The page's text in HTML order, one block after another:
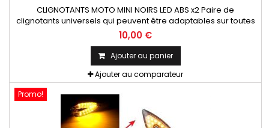
CLIGNOTANTS MOTO MINI NOIRS LED ABS x2 Paire de
clignotants universels qui peuvent être adaptables sur toutes
motos ou scooters
10,00 €
Ajouter au panier
Ajouter au comparateur
Promo!